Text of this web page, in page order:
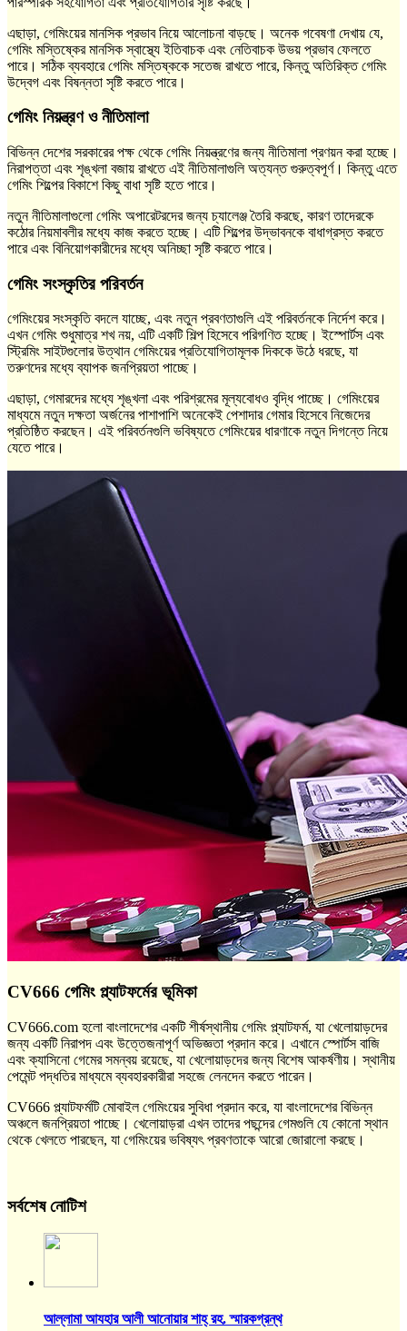
এছাড়া, গেমিংয়ের মানসিক প্রভাব নিয়ে আলোচনা বাড়ছে। অনেক গবেষণা দেখায় যে,
গেমিং মস্তিষ্কের মানসিক স্বাস্থ্যে ইতিবাচক এবং নেতিবাচক উভয় প্রভাব ফেলতে
পারে। সঠিক ব্যবহারে গেমিং মস্তিষ্ককে সতেজ রাখতে পারে, কিন্তু অতিরিক্ত গেমিং
উদ্বেগ এবং বিষন্নতা সৃষ্টি করতে পারে।
গেমিং নিয়ন্ত্রণ ও নীতিমালা
বিভিন্ন দেশের সরকারের পক্ষ থেকে গেমিং নিয়ন্ত্রণের জন্য নীতিমালা প্রণয়ন করা হচ্ছে।
নিরাপত্তা এবং শৃঙ্খলা বজায় রাখতে এই নীতিমালাগুলি অত্যন্ত গুরুত্বপূর্ণ। কিন্তু এতে
গেমিং শিল্পের বিকাশে কিছু বাধা সৃষ্টি হতে পারে।
নতুন নীতিমালাগুলো গেমিং অপারেটরদের জন্য চ্যালেঞ্জ তৈরি করছে, কারণ তাদেরকে
কঠোর নিয়মাবলীর মধ্যে কাজ করতে হচ্ছে। এটি শিল্পের উদ্ভাবনকে বাধাগ্রস্ত করতে
পারে এবং বিনিয়োগকারীদের মধ্যে অনিচ্ছা সৃষ্টি করতে পারে।
গেমিং সংস্কৃতির পরিবর্তন
গেমিংয়ের সংস্কৃতি বদলে যাচ্ছে, এবং নতুন প্রবণতাগুলি এই পরিবর্তনকে নির্দেশ করে।
এখন গেমিং শুধুমাত্র শখ নয়, এটি একটি শিল্প হিসেবে পরিগণিত হচ্ছে। ইস্পোর্টস এবং
স্ট্রিমিং সাইটগুলোর উত্থান গেমিংয়ের প্রতিযোগিতামূলক দিককে উঠে ধরছে, যা
তরুণদের মধ্যে ব্যাপক জনপ্রিয়তা পাচ্ছে।
এছাড়া, গেমারদের মধ্যে শৃঙ্খলা এবং পরিশ্রমের মূল্যবোধও বৃদ্ধি পাচ্ছে। গেমিংয়ের
মাধ্যমে নতুন দক্ষতা অর্জনের পাশাপাশি অনেকেই পেশাদার গেমার হিসেবে নিজেদের
প্রতিষ্ঠিত করছেন। এই পরিবর্তনগুলি ভবিষ্যতে গেমিংয়ের ধারণাকে নতুন দিগন্তে নিয়ে
যেতে পারে।
CV666 গেমিং প্ল্যাটফর্মের ভূমিকা
CV666.com হলো বাংলাদেশের একটি শীর্ষস্থানীয় গেমিং প্ল্যাটফর্ম, যা খেলোয়াড়দের
জন্য একটি নিরাপদ এবং উত্তেজনাপূর্ণ অভিজ্ঞতা প্রদান করে। এখানে স্পোর্টস বাজি
এবং ক্যাসিনো গেমের সমন্বয় রয়েছে, যা খেলোয়াড়দের জন্য বিশেষ আকর্ষণীয়। স্থানীয়
পেমেন্ট পদ্ধতির মাধ্যমে ব্যবহারকারীরা সহজে লেনদেন করতে পারেন।
CV666 প্ল্যাটফর্মটি মোবাইল গেমিংয়ের সুবিধা প্রদান করে, যা বাংলাদেশের বিভিন্ন
অঞ্চলে জনপ্রিয়তা পাচ্ছে। খেলোয়াড়রা এখন তাদের পছন্দের গেমগুলি যে কোনো স্থান
থেকে খেলতে পারছেন, যা গেমিংয়ের ভবিষ্যৎ প্রবণতাকে আরো জোরালো করছে।
সর্বশেষ নোটিশ
আল্লামা আযহার আলী আনোয়ার শাহ্‌ রহ. স্মারকগ্রন্থ